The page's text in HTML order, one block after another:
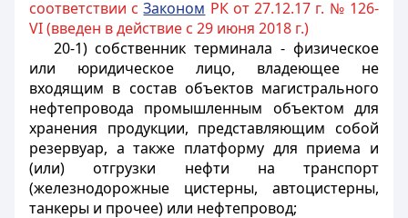
соответствии сЗаконом РК от 27.12.17 г. № 126-
VI (введен в действие с 29 июня 2018 г.)
20-1) собственник терминала - физическое
или юридическое лицо, владеющее не
входящим в состав объектов магистрального
нефтепровода промышленным объектом для
хранения продукции, представляющим собой
резервуар, а также платформу для приема и
(или) отгрузки нефти на транспорт
(железнодорожные цистерны, автоцистерны,
танкеры и прочее) или нефтепровод;